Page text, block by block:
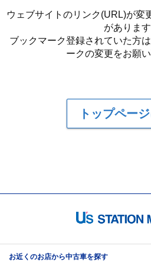
ウェブサイトのリンク(URL)が変
があります
ブックマーク登録されていた方
ークの変更をお願い
トップペー
お近くのお店から中古車を探す